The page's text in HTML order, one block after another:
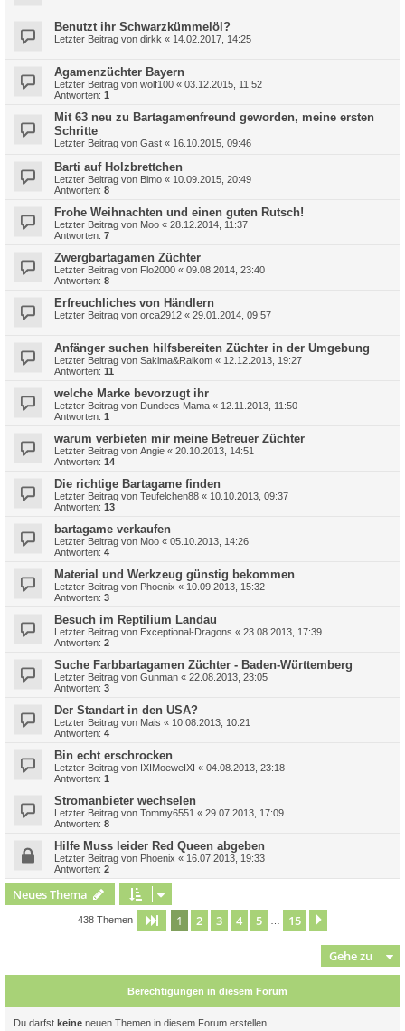
Benutzt ihr Schwarzkümmelöl?
Letzter Beitrag von dirkk « 14.02.2017, 14:25
Agamenzüchter Bayern
Letzter Beitrag von wolf100 « 03.12.2015, 11:52
Antworten: 1
Mit 63 neu zu Bartagamenfreund geworden, meine ersten
Schritte
Letzter Beitrag von Gast « 16.10.2015, 09:46
Barti auf Holzbrettchen
Letzter Beitrag von Bimo « 10.09.2015, 20:49
Antworten: 8
Frohe Weihnachten und einen guten Rutsch!
Letzter Beitrag von Moo « 28.12.2014, 11:37
Antworten: 7
Zwergbartagamen Züchter
Letzter Beitrag von Flo2000 « 09.08.2014, 23:40
Antworten: 8
Erfreuchliches von Händlern
Letzter Beitrag von orca2912 « 29.01.2014, 09:57
Anfänger suchen hilfsbereiten Züchter in der Umgebung
Letzter Beitrag von Sakima&Raikom « 12.12.2013, 19:27
Antworten: 11
welche Marke bevorzugt ihr
Letzter Beitrag von Dundees Mama « 12.11.2013, 11:50
Antworten: 1
warum verbieten mir meine Betreuer Züchter
Letzter Beitrag von Angie « 20.10.2013, 14:51
Antworten: 14
Die richtige Bartagame finden
Letzter Beitrag von Teufelchen88 « 10.10.2013, 09:37
Antworten: 13
bartagame verkaufen
Letzter Beitrag von Moo « 05.10.2013, 14:26
Antworten: 4
Material und Werkzeug günstig bekommen
Letzter Beitrag von Phoenix « 10.09.2013, 15:32
Antworten: 3
Besuch im Reptilium Landau
Letzter Beitrag von Exceptional-Dragons « 23.08.2013, 17:39
Antworten: 2
Suche Farbbartagamen Züchter - Baden-Württemberg
Letzter Beitrag von Gunman « 22.08.2013, 23:05
Antworten: 3
Der Standart in den USA?
Letzter Beitrag von Mais « 10.08.2013, 10:21
Antworten: 4
Bin echt erschrocken
Letzter Beitrag von IXIMoeweIXI « 04.08.2013, 23:18
Antworten: 1
Stromanbieter wechselen
Letzter Beitrag von Tommy6551 « 29.07.2013, 17:09
Antworten: 8
Hilfe Muss leider Red Queen abgeben
Letzter Beitrag von Phoenix « 16.07.2013, 19:33
Antworten: 2
Neues Thema
438 Themen Seite 1von 15
1 2 3 4 5 15
Gehe zu
Berechtigungen in diesem Forum
Du darfst keine neuen Themen in diesem Forum erstellen.